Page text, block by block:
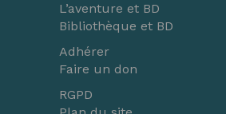
L’aventure et BD
Bibliothèque et BD
Adhérer
Faire un don
RGPD